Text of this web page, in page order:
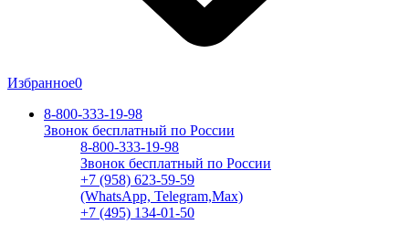
Избранное0
8-800-333-19-98
Звонок бесплатный по России
8-800-333-19-98
Звонок бесплатный по России
+7 (958) 623-59-59
(WhatsApp, Telegram,Max)
+7 (495) 134-01-50